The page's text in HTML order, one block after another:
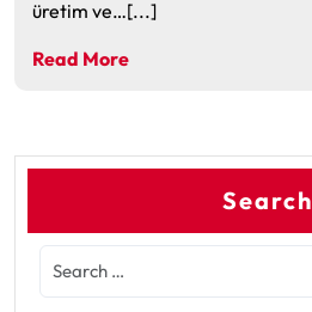
üretim ve…[...]
Read More
Search